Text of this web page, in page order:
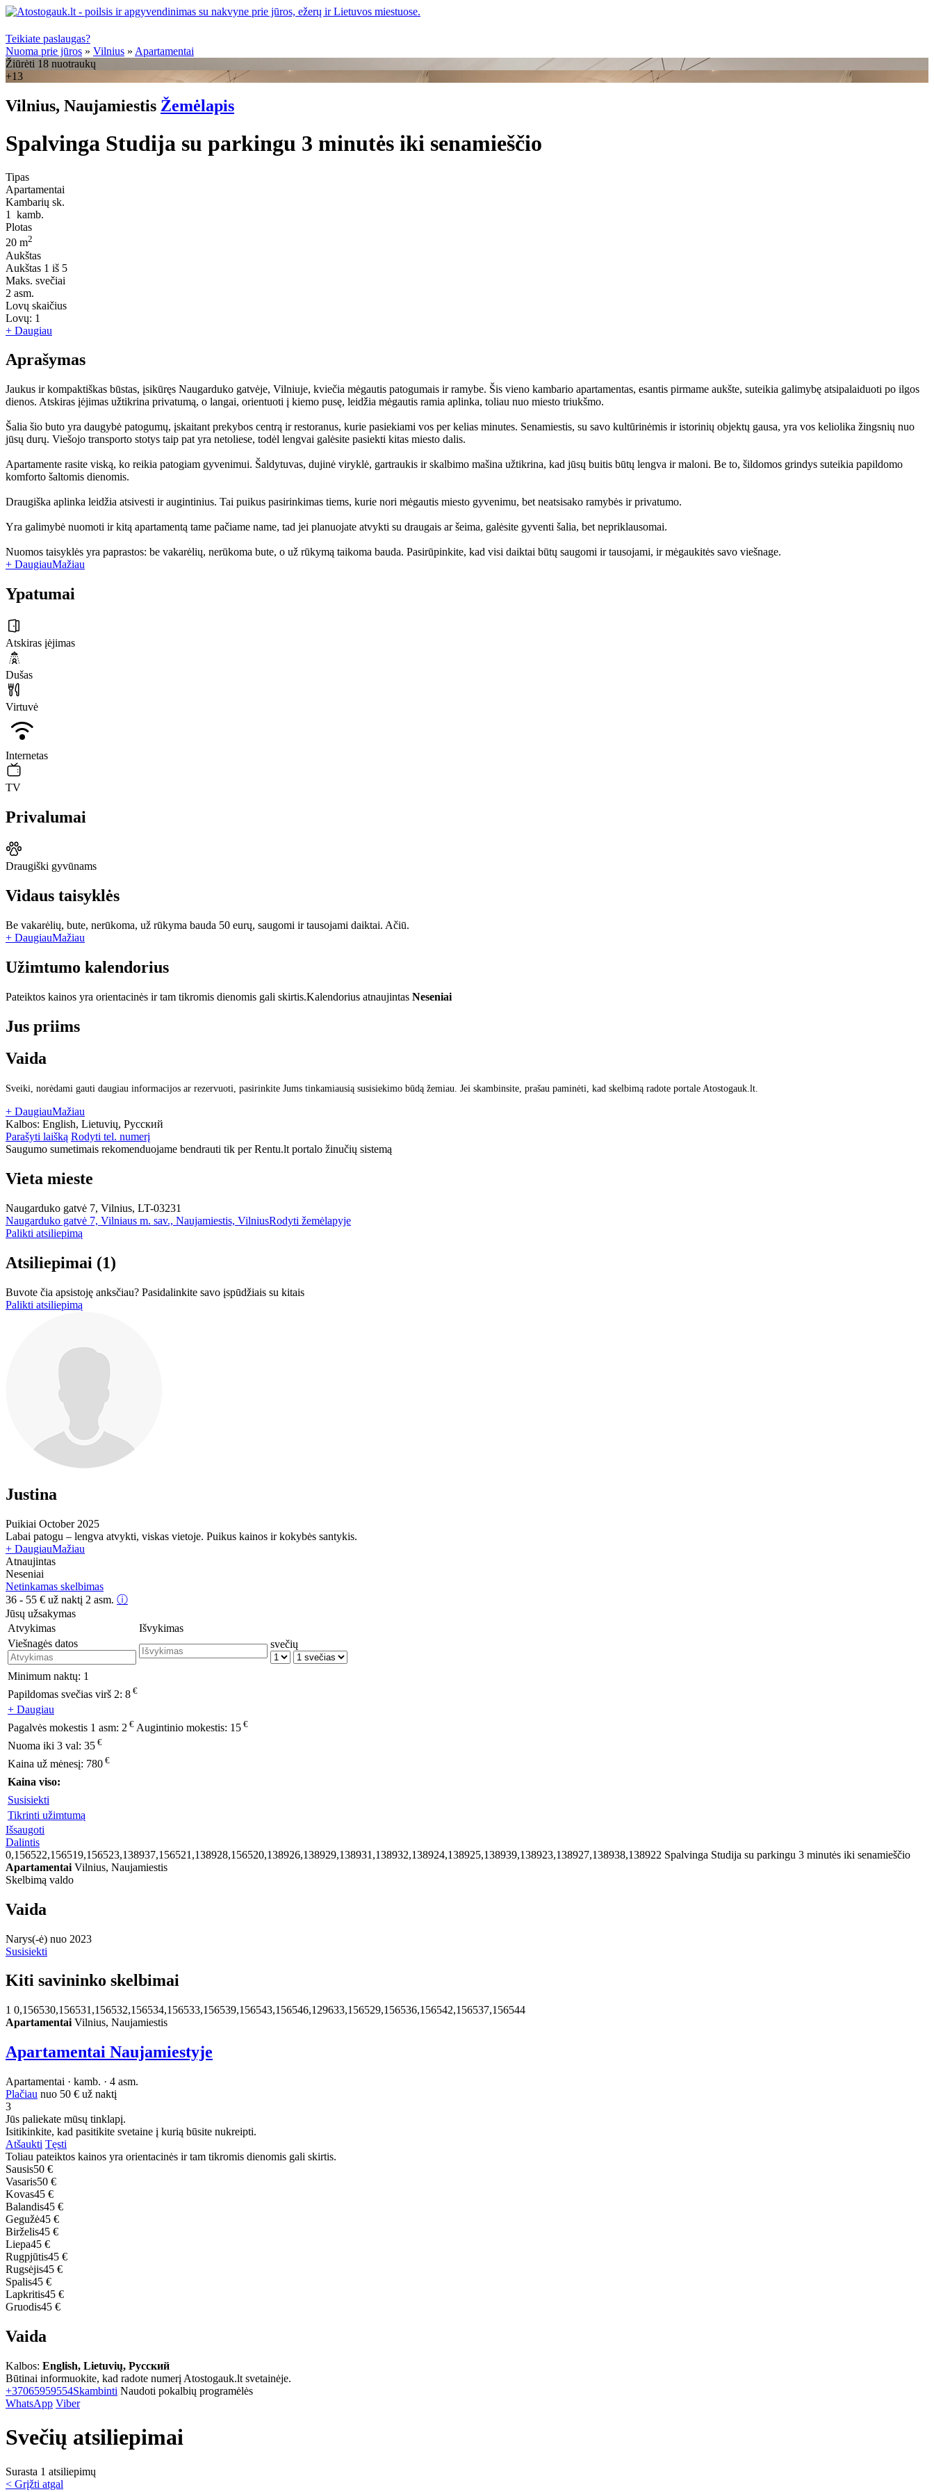
Teikiate paslaugas?
Nuoma prie jūros » Vilnius » Apartamentai
Žiūrėti 18 nuotraukų
+13
Vilnius, Naujamiestis Žemėlapis
Spalvinga Studija su parkingu 3 minutės iki senamieščio
Tipas
Apartamentai
Kambarių sk.
1
kamb.
Plotas
20 m2
Aukštas
Aukštas 1 iš 5
Maks. svečiai
2 asm.
Lovų skaičius
Lovų: 1
+ Daugiau
Aprašymas
Jaukus ir kompaktiškas būstas, įsikūręs Naugarduko gatvėje, Vilniuje, kviečia mėgautis patogumais ir ramybe. Šis vieno kambario apartamentas, esantis pirmame aukšte, suteikia galimybę atsipalaiduoti po ilgos
dienos. Atskiras įėjimas užtikrina privatumą, o langai, orientuoti į kiemo pusę, leidžia mėgautis ramia aplinka, toliau nuo miesto triukšmo.
Šalia šio buto yra daugybė patogumų, įskaitant prekybos centrą ir restoranus, kurie pasiekiami vos per kelias minutes. Senamiestis, su savo kultūrinėmis ir istorinių objektų gausa, yra vos keliolika žingsnių nuo
jūsų durų. Viešojo transporto stotys taip pat yra netoliese, todėl lengvai galėsite pasiekti kitas miesto dalis.
Apartamente rasite viską, ko reikia patogiam gyvenimui. Šaldytuvas, dujinė viryklė, gartraukis ir skalbimo mašina užtikrina, kad jūsų buitis būtų lengva ir maloni. Be to, šildomos grindys suteikia papildomo
komforto šaltomis dienomis.
Draugiška aplinka leidžia atsivesti ir augintinius. Tai puikus pasirinkimas tiems, kurie nori mėgautis miesto gyvenimu, bet neatsisako ramybės ir privatumo.
Yra galimybė nuomoti ir kitą apartamentą tame pačiame name, tad jei planuojate atvykti su draugais ar šeima, galėsite gyventi šalia, bet nepriklausomai.
Nuomos taisyklės yra paprastos: be vakarėlių, nerūkoma bute, o už rūkymą taikoma bauda. Pasirūpinkite, kad visi daiktai būtų saugomi ir tausojami, ir mėgaukitės savo viešnage.
+ DaugiauMažiau
Ypatumai
Atskiras įėjimas
Dušas
Virtuvė
Internetas
TV
Privalumai
Draugiški gyvūnams
Vidaus taisyklės
Be vakarėlių, bute, nerūkoma, už rūkyma bauda 50 eurų, saugomi ir tausojami daiktai. Ačiū.
+ DaugiauMažiau
Užimtumo kalendorius
Pateiktos kainos yra orientacinės ir tam tikromis dienomis gali skirtis.Kalendorius atnaujintas Neseniai
Jus priims
Vaida
Sveiki, norėdami gauti daugiau informacijos ar rezervuoti, pasirinkite Jums tinkamiausią susisiekimo būdą žemiau. Jei skambinsite, prašau paminėti, kad skelbimą radote portale Atostogauk.lt.
+ DaugiauMažiau
Kalbos: English, Lietuvių, Русский
Parašyti laišką Rodyti tel. numerį
Saugumo sumetimais rekomenduojame bendrauti tik per Rentu.lt portalo žinučių sistemą
Vieta mieste
Naugarduko gatvė 7, Vilnius, LT-03231
Naugarduko gatvė 7, Vilniaus m. sav., Naujamiestis, VilniusRodyti žemėlapyje
Palikti atsiliepimą
Atsiliepimai (1)
Buvote čia apsistoję anksčiau? Pasidalinkite savo įspūdžiais su kitais
Palikti atsiliepimą
Justina
Puikiai October 2025
Labai patogu – lengva atvykti, viskas vietoje. Puikus kainos ir kokybės santykis.
+ DaugiauMažiau
Atnaujintas
Neseniai
Netinkamas skelbimas
36 - 55 € už naktį 2 asm. ⓘ
Jūsų užsakymas
Atvykimas
Išvykimas
Viešnagės datos
svečių
Minimum naktų: 1
Papildomas svečias virš 2: 8 €
+ Daugiau
Pagalvės mokestis 1 asm: 2 € Augintinio mokestis: 15 €
Nuoma iki 3 val: 35 €
Kaina už mėnesį: 780 €
Kaina viso:
Susisiekti
Tikrinti užimtumą
Išsaugoti
Dalintis
0,156522,156519,156523,138937,156521,138928,156520,138926,138929,138931,138932,138924,138925,138939,138923,138927,138938,138922 Spalvinga Studija su parkingu 3 minutės iki senamieščio
Apartamentai Vilnius, Naujamiestis
Skelbimą valdo
Vaida
Narys(-ė) nuo 2023
Susisiekti
Kiti savininko skelbimai
1 0,156530,156531,156532,156534,156533,156539,156543,156546,129633,156529,156536,156542,156537,156544
Apartamentai Vilnius, Naujamiestis
Apartamentai Naujamiestyje
Apartamentai · kamb. · 4 asm.
Plačiau nuo 50 € už naktį
3
Jūs paliekate mūsų tinklapį.
Isitikinkite, kad pasitikite svetaine į kurią būsite nukreipti.
Atšaukti Tęsti
Toliau pateiktos kainos yra orientacinės ir tam tikromis dienomis gali skirtis.
Sausis50 €
Vasaris50 €
Kovas45 €
Balandis45 €
Gegužė45 €
Birželis45 €
Liepa45 €
Rugpjūtis45 €
Rugsėjis45 €
Spalis45 €
Lapkritis45 €
Gruodis45 €
Vaida
Kalbos: English, Lietuvių, Русский
Būtinai informuokite, kad radote numerį Atostogauk.lt svetainėje.
+37065959554Skambinti Naudoti pokalbių programėlės
WhatsApp Viber
Svečių atsiliepimai
Surasta 1 atsiliepimų
< Grįžti atgal